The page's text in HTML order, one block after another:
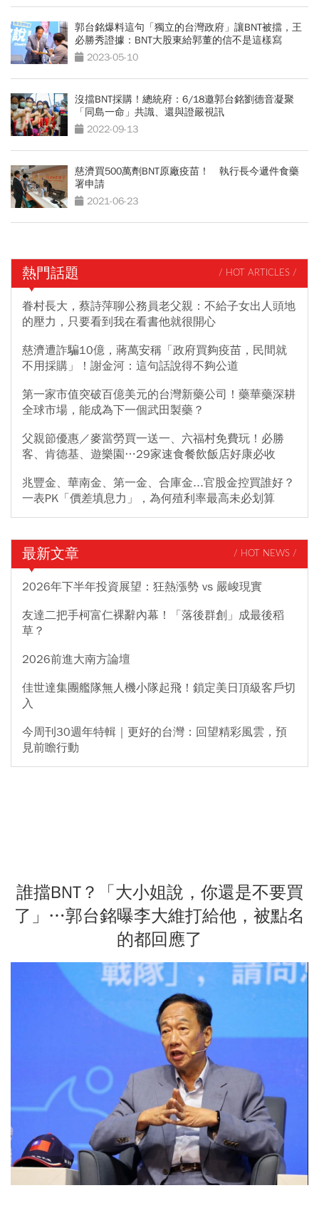
郭台銘爆料這句「獨立的台灣政府」讓BNT被擋，王
必勝秀證據：BNT大股東給郭董的信不是這樣寫
2023-05-10
沒擋BNT採購！總統府：6/18邀郭台銘劉德音凝聚
「同島一命」共識、還與證嚴視訊
2022-09-13
慈濟買500萬劑BNT原廠疫苗！ 執行長今遞件食藥
署申請
2021-06-23
熱門話題 / HOT ARTICLES /
眷村長大，蔡詩萍聊公務員老父親：不給子女出人頭地
的壓力，只要看到我在看書他就很開心
慈濟遭詐騙10億，蔣萬安稱「政府買夠疫苗，民間就
不用採購」！謝金河：這句話說得不夠公道
第一家市值突破百億美元的台灣新藥公司！藥華藥深耕
全球市場，能成為下一個武田製藥？
父親節優惠／麥當勞買一送一、六福村免費玩！必勝
客、肯德基、遊樂園…29家速食餐飲飯店好康必收
兆豐金、華南金、第一金、合庫金...官股金控買誰好？
一表PK「價差填息力」，為何殖利率最高未必划算
最新文章 / HOT NEWS /
2026年下半年投資展望：狂熱漲勢 vs 嚴峻現實
友達二把手柯富仁裸辭內幕！「落後群創」成最後稻
草？
2026前進大南方論壇
佳世達集團艦隊無人機小隊起飛！鎖定美日頂級客戶切
入
今周刊30週年特輯｜更好的台灣：回望精彩風雲，預
見前瞻行動
誰擋BNT？「大小姐說，你還是不要買
了」…郭台銘曝李大維打給他，被點名
的都回應了